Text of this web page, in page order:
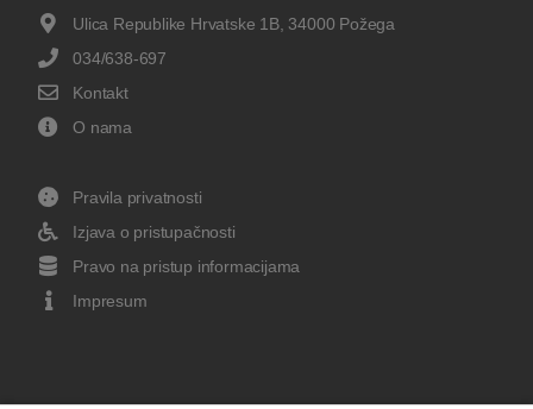
Ulica Republike Hrvatske 1B, 34000 Požega
034/638-697
Kontakt
O nama
Pravila privatnosti
Izjava o pristupačnosti
Pravo na pristup informacijama
Impresum